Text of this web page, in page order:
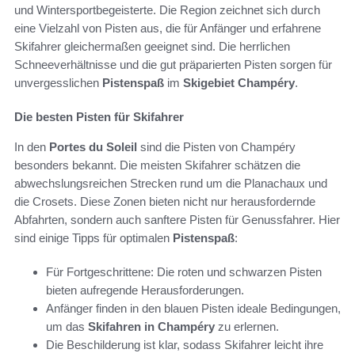
und Wintersportbegeisterte. Die Region zeichnet sich durch
eine Vielzahl von Pisten aus, die für Anfänger und erfahrene
Skifahrer gleichermaßen geeignet sind. Die herrlichen
Schneeverhältnisse und die gut präparierten Pisten sorgen für
unvergesslichen Pistenspaß im Skigebiet Champéry.
Die besten Pisten für Skifahrer
In den Portes du Soleil sind die Pisten von Champéry
besonders bekannt. Die meisten Skifahrer schätzen die
abwechslungsreichen Strecken rund um die Planachaux und
die Crosets. Diese Zonen bieten nicht nur herausfordernde
Abfahrten, sondern auch sanftere Pisten für Genussfahrer. Hier
sind einige Tipps für optimalen Pistenspaß:
Für Fortgeschrittene: Die roten und schwarzen Pisten
bieten aufregende Herausforderungen.
Anfänger finden in den blauen Pisten ideale Bedingungen,
um das Skifahren in Champéry zu erlernen.
Die Beschilderung ist klar, sodass Skifahrer leicht ihre